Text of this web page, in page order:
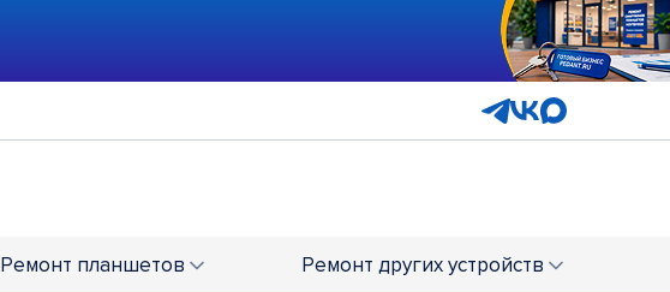
Ремонт планшетов Ремонт других устройств